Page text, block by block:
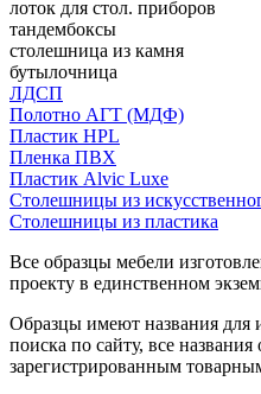
лоток для стол. приборов
тандембоксы
столешница из камня
бутылочница
ЛДСП
Полотно АГТ (МДФ)
Пластик HPL
Пленка ПВХ
Пластик Alvic Luxe
Столешницы из
Столешницы из пластика
Все образцы мебели
проекту в единственном
Образцы имеют названия для
поиска по сайту, все
зарегистрированным